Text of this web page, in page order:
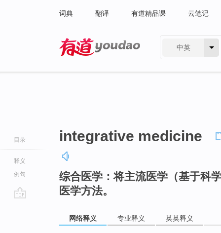
词典 翻译 有道精品课 云笔记
中英
目录
释义
例句
integrative medicine
综合医学：将主流医学（基于科
医学方法。
网络释义 专业释义 英英释义